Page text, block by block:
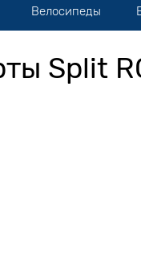
Велосипеды
Split